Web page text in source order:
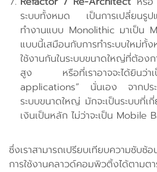
ระบบทั้งหมด เป็นการเปลี่ยนรูป
ทำงานแบบ Monolithic มาเป็น
แบบนี้เสมือนกับการทำระบบใหม่
ใช้งานกันในระบบขนาดใหญ่ที่ต้อง
สูง หรือที่เราอาจจะได้ยินว่
applications” นั่นเอง จากประ
ระบบขนาดใหญ่ มักจะเป็นระบบที่เ
เงินเป็นหลัก ไม่ว่าจะเป็น Mobile
ซึ่งเราสามารถเปรียบเทียบความซับซ้
การใช้งานคลาวด์คอมพิวติ้งได้ตามต